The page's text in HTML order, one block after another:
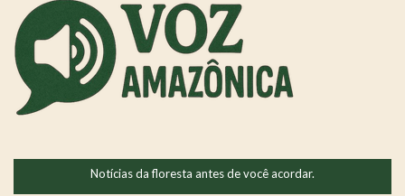
Notícias da floresta antes de você acordar.